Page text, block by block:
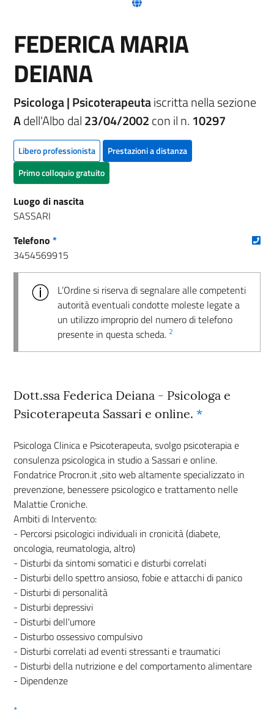
FEDERICA MARIA
DEIANA
Psicologa | Psicoterapeutaiscritta nella sezione
Adell'Albo dal23/04/2002con il n. 10297
Libero professionista
Prestazioni a distanza
Primo colloquio gratuito
Luogo di nascita
SASSARI
Telefono *
3454569915
L’Ordine si riserva di segnalare alle competenti
autorità eventuali condotte moleste legate a
un utilizzo improprio del numero di telefono
presente in questa scheda. 2
Dott.ssa Federica Deiana - Psicologa e
Psicoterapeuta Sassari e online. *
Psicologa Clinica e Psicoterapeuta, svolgo psicoterapia e
consulenza psicologica in studio a Sassari e online.
Fondatrice Procron.it ,sito web altamente specializzato in
prevenzione, benessere psicologico e trattamento nelle
Malattie Croniche.
Ambiti di Intervento:
- Percorsi psicologici individuali in cronicità (diabete,
oncologia, reumatologia, altro)
- Disturbi da sintomi somatici e disturbi correlati
- Disturbi dello spettro ansioso, fobie e attacchi di panico
- Disturbi di personalità
- Disturbi depressivi
- Disturbi dell'umore
- Disturbo ossessivo compulsivo
- Disturbi correlati ad eventi stressanti e traumatici
- Disturbi della nutrizione e del comportamento alimentare
- Dipendenze
*